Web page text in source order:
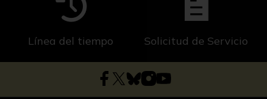
Línea del tiempo Solicitud de Servicio